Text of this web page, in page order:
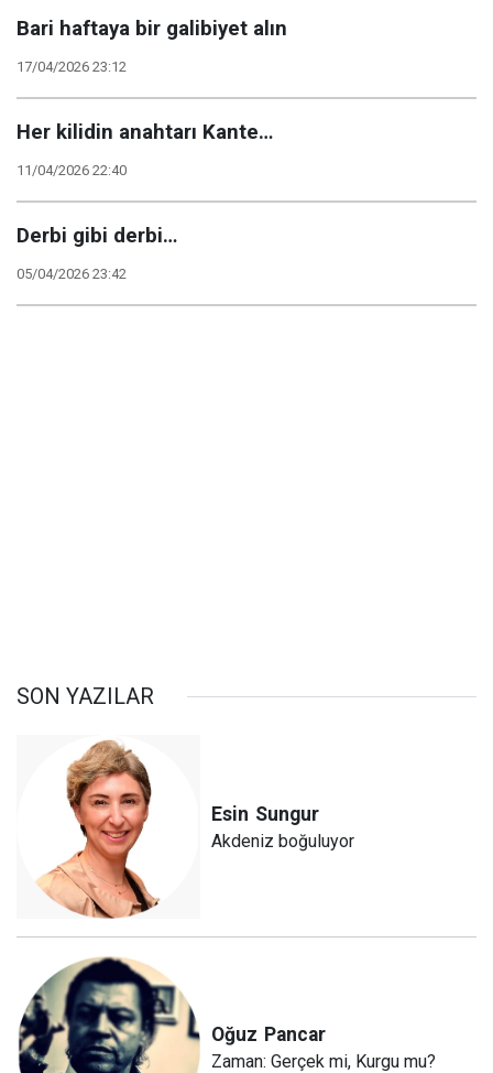
Bari haftaya bir galibiyet alın
17/04/2026 23:12
Her kilidin anahtarı Kante…
11/04/2026 22:40
Derbi gibi derbi…
05/04/2026 23:42
SON YAZILAR
Esin Sungur
Akdeniz boğuluyor
Oğuz Pancar
Zaman: Gerçek mi, Kurgu mu?